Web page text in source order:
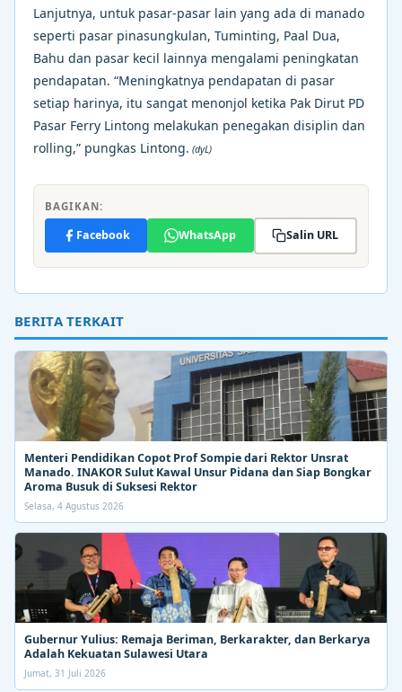
Lanjutnya, untuk pasar-pasar lain yang ada di manado
seperti pasar pinasungkulan, Tuminting, Paal Dua,
Bahu dan pasar kecil lainnya mengalami peningkatan
pendapatan. “Meningkatnya pendapatan di pasar
setiap harinya, itu sangat menonjol ketika Pak Dirut PD
Pasar Ferry Lintong melakukan penegakan disiplin dan
rolling,” pungkas Lintong. (dyL)
BAGIKAN:
Facebook WhatsApp Salin URL
BERITA TERKAIT
Menteri Pendidikan Copot Prof Sompie dari Rektor Unsrat
Manado. INAKOR Sulut Kawal Unsur Pidana dan Siap Bongkar
Aroma Busuk di Suksesi Rektor
Selasa, 4 Agustus 2026
Gubernur Yulius: Remaja Beriman, Berkarakter, dan Berkarya
Adalah Kekuatan Sulawesi Utara
Jumat, 31 Juli 2026